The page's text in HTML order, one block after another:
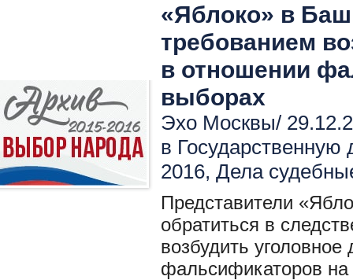
«Яблоко» в
требованием
в отношении
выборах
Эхо Москвы/
в Государственную
2016, Дела
Представители
обратиться в
возбудить
фальсификаторов